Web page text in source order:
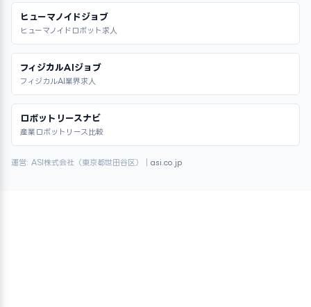
ヒューマノイドジョブ
ヒューマノイドロボット求人
フィジカルAIジョブ
フィジカルAI業界求人
ロボットリースナビ
産業ロボットリース比較
運営: ASI株式会社（東京都世田谷区）｜ asi.co.jp